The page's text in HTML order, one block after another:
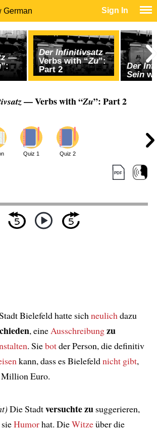
German Sign In
—
”:
Der Infinitivsatz—
Verbs with “Zu”:
Part 2
Der
Sein
— Verbs with “Zu”: Part 2
Quiz 1 Quiz 2
Bielefeld hatte sich neulich dazu
, eine Ausschreibungzu
. Siebotder Person, die definitiv
kann, dass es Bielefeldnicht gibt,
Million Euro.
Die Stadtversuchte zu suggerieren,
Humorhat. DieWitzeüber die